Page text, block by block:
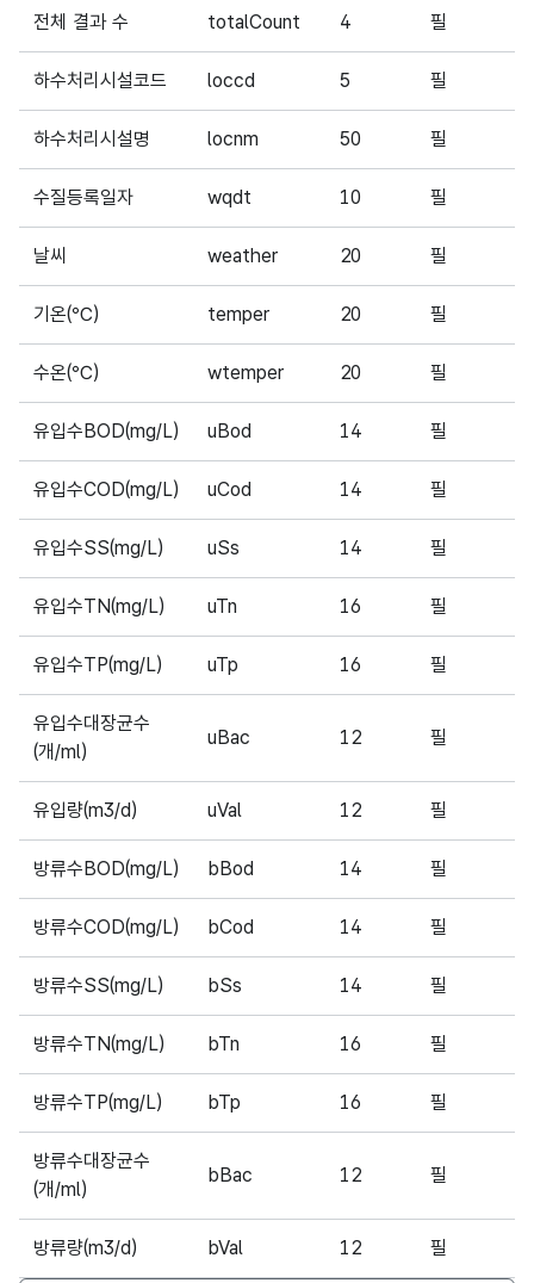
전체 결과 수 totalCount 4 필
하수처리시설코드 loccd 5 필
하수처리시설명 locnm 50 필
수질등록일자 wqdt 10 필
날씨 weather 20 필
기온(℃) temper 20 필
수온(℃) wtemper 20 필
유입수BOD(mg/L) uBod 14 필
유입수COD(mg/L) uCod 14 필
유입수SS(mg/L) uSs 14 필
유입수TN(mg/L) uTn 16 필
유입수TP(mg/L) uTp 16 필
유입수대장균수
(개/ml)
uBac 12 필
유입량(m3/d) uVal 12 필
방류수BOD(mg/L) bBod 14 필
방류수COD(mg/L) bCod 14 필
방류수SS(mg/L) bSs 14 필
방류수TN(mg/L) bTn 16 필
방류수TP(mg/L) bTp 16 필
방류수대장균수
(개/ml)
bBac 12 필
방류량(m3/d) bVal 12 필